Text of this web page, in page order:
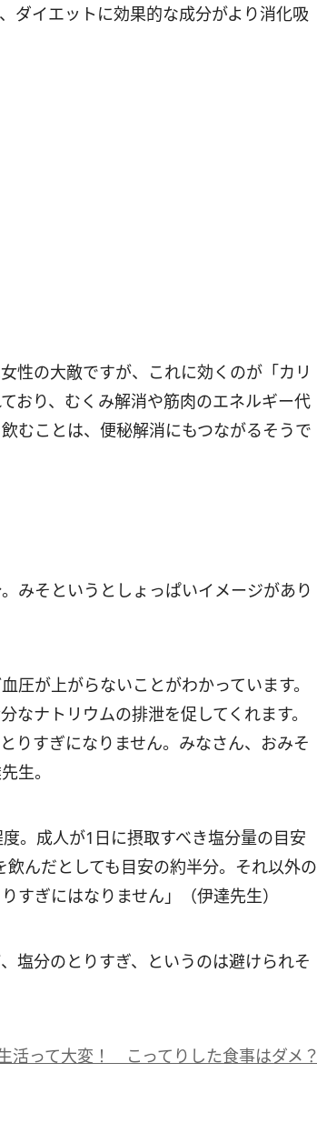
ダイエットに効果的な成分がより消化吸
性の大敵ですが、これに効くのが「カリ
おり、むくみ解消や筋肉のエネルギー代
むことは、便秘解消にもつながるそうで
みそというとしょっぱいイメージがあり
圧が上がらないことがわかっています。
なナトリウムの排泄を促してくれます。
りすぎになりません。みなさん、おみそ
生。
。成人が1日に摂取すべき塩分量の目安
んだとしても目安の約半分。それ以外の
すぎにはなりません」（伊達先生）
塩分のとりすぎ、というのは避けられそ
活って大変！ こってりした食事はダメ？